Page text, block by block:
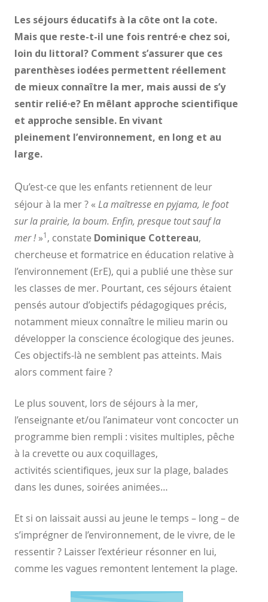
Les séjours éducatifs à la côte ont la cote.
Mais que reste-t-il une fois rentré·e chez soi,
loin du littoral? Comment s’assurer que ces
parenthèses iodées permettent réellement
de mieux connaître la mer, mais aussi de s’y
sentir relié·e? En mêlant approche scientifique
et approche sensible. En vivant
pleinement l’environnement, en long et au
large.
Qu’est-ce que les enfants retiennent de leur
séjour à la mer ? « La maîtresse en pyjama, le foot
sur laprairie, la boum. Enfin, presque tout sauf la
mer !»1, constate Dominique Cottereau,
chercheuse etformatrice en éducation relative à
l’environnement (ErE), qui a publié une thèse sur
les classes de mer. Pourtant, ces séjours étaient
pensés autour d’objectifs pédagogiques précis,
notamment mieux connaître le milieu marin ou
développer la conscience écologique des jeunes.
Ces objectifs-là ne semblent pas atteints. Mais
alors comment faire ?
Le plus souvent, lors de séjours à la mer,
l’enseignante et/ou l’animateur vont concocter un
programme bien rempli : visites multiples, pêche
à la crevette ou aux coquillages,
activités scientifiques, jeux sur la plage, balades
dans les dunes, soirées animées…
Et si on laissait aussi au jeune le temps – long – de
s’imprégner de l’environnement, de le vivre, de le
ressentir ? Laisser l’extérieur résonner en lui,
comme les vagues remontent lentement la plage.